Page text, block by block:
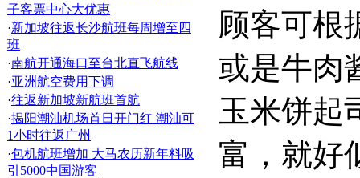
子客票中心大优惠
·新加坡往返长沙航班每周增至四
班
·南航开通海口至台北直飞航线
·亚洲航空费用下调
·往返新加坡新航班首航
·揭阳潮汕机场首日开门红 潮汕可
1小时往返广州
·包机航班增加 大马农历新年料吸
引5000中国游客
顾客可根
或是牛肉
玉米饼起
富，就好